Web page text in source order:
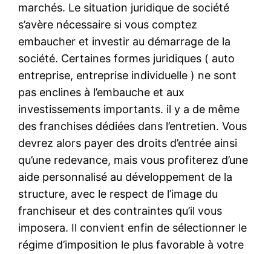
marchés. Le situation juridique de société
s’avère nécessaire si vous comptez
embaucher et investir au démarrage de la
société. Certaines formes juridiques ( auto
entreprise, entreprise individuelle ) ne sont
pas enclines à l’embauche et aux
investissements importants. il y a de même
des franchises dédiées dans l’entretien. Vous
devrez alors payer des droits d’entrée ainsi
qu’une redevance, mais vous profiterez d’une
aide personnalisé au développement de la
structure, avec le respect de l’image du
franchiseur et des contraintes qu’il vous
imposera. Il convient enfin de sélectionner le
régime d’imposition le plus favorable à votre